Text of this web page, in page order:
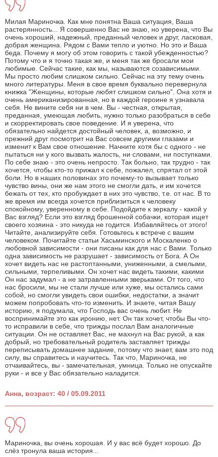
Милая Мариночка. Как мне понятна Ваша ситуация, Ваша
растерянность... Я совершенно Вас не знаю, но уверена, что Вы
очень хороший, надежный, преданный человек и друг, ласковая,
добрая женщина. Рядом с Вами тепло и уютно. Но это и Ваша
беда. Почему я могу об этом говорить с такой убежденностью?
Потому что и я точно такая же, и меня так же бросали мои
любимые. Сейчас такие, как мы, называются созависимыми.
Мы просто любим слишком сильно. Сейчас на эту тему очень
много литературы. Меня в свое время буквально перевернула
книжка "Женщины, которые любят слишком сильно". Она хотя и
очень американизированная, но в каждой героине я узнавала
себя. Не вините себя ни в чем. Вы - честная, открытая,
преданная, умеющая любить, нужно только разобраться в себе
и скорректировать свое поведение. И я уверена, что
обязательно найдется достойный человек, а, возможно, и
прежний друг посмотрит на Вас совсем другими глазами и
изменит к Вам свое отношение. Начните хотя бы с одного - не
пытаться ни у кого вызвать жалость, ни словами, ни поступками.
По себе знаю - это очень непросто. Так больно, так трудно - так
хочется, чтобы кто-то прижал к себе, пожалел, спрятал от этой
боли. Но в наших половинах это почему-то вызывает только
чувство вины, они же нам этого не смогли дать, и им хочется
бежать от тех, кто пробуждает в них это чувство, т.е. от нас. В то
же время им всегда хочется приблизиться к человеку
спокойному, уверенному в себе. Подойдите к зеркалу - какой у
Вас взгляд? Если это взгляд брошенной собачки, которая ищет
своего хозяина - это никуда не годится. Избавляйтесь от этого!
Читайте, анализируйте себя. Готовьтесь к встрече с вашим
человеком. Почитайте статьи Хасьминского и Москаленко о
любовной зависимости - они писаны как для нас с Вами. Только
одна зависимость не разрушает - зависимость от Бога. А Он
хочет видеть нас не растоптанными, униженными, а смелыми,
сильными, терпеливыми. Он хочет нас видеть такими, какими
Он нас задумал - а не затравленными зверьками. От того, что
нас бросили, мы не стали лучше или хуже, мы остались сами
собой, но смогли увидеть свои ошибки, недостатки, а значит
можем попробовать что-то изменить. И знаете, читая Вашу
историю, я подумала, что Господь вас очень любит. Не
воспринимайте это как иронию, нет. Он так хочет, чтобы Вы что-
то исправили в себе, что трижды послал Вам аналогичные
ситуации. Он не оставляет Вас, не махнул на Вас рукой, а как
добрый, но требовательный родитель заставляет трижды
переписывать домашнее задание, потому что знает, вам это под
силу, вы справитесь и научитесь. Так что, Мариночка, не
отчаивайтесь, вы - замечательная, умница. Только не опускайте
руки - и все у Вас обязательно наладится.
Анна, возраст: 40 / 05.09.2011
Мариночка, вы очень хорошая. И у вас всё будет хорошо. До
слёз тронула ваша история...